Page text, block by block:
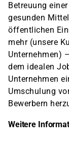
Betreuung
gesunden
öffentlichen
mehr (unsere
Unternehmen)
dem idealen
Unternehmen
Umschulung
Bewerbern
Weitere